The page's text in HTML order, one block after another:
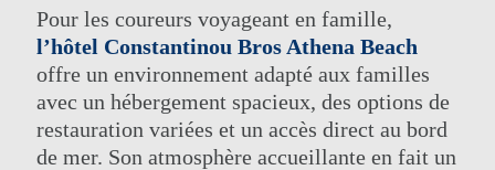
NOS HÔTELS
DES OFFRES
SPA ELIXIR
MARIAGES
ACTIVITÉS
RÉUNIONS
CONTACT
ONLINE CHECK-IN
Pour les coureurs voyageant en famille,
l’hôtel Constantinou Bros Athena Beach
offre un environnement adapté aux familles
avec un hébergement spacieux, des options de
restauration variées et un accès direct au bord
de mer. Son atmosphère accueillante en fait un